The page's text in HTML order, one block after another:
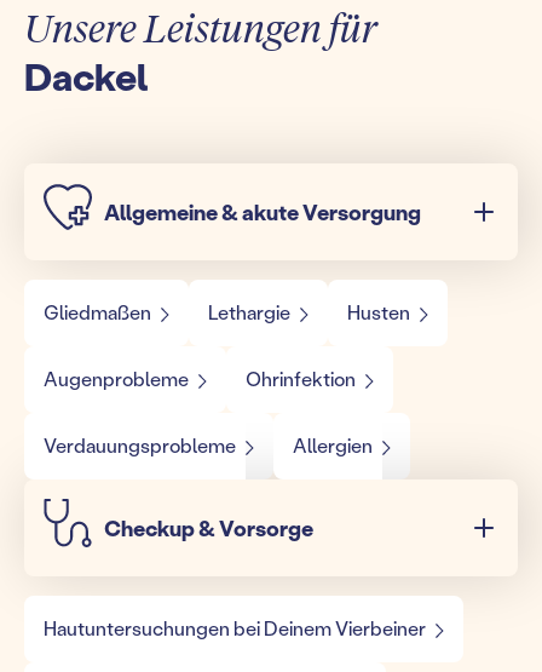
Unsere Leistungen für
Dackel
Allgemeine & akute Versorgung
Gliedmaßen Lethargie Husten
Augenprobleme Ohrinfektion
Verdauungsprobleme Allergien
Checkup & Vorsorge
Hautuntersuchungen bei Deinem Vierbeiner